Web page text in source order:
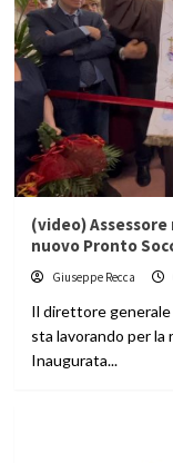
(video)
nuovo Pronto
Giuseppe Recca
Il direttore generale
sta lavorando per la
Inaugurata...